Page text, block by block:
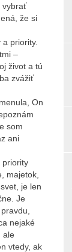
vybrať
že si
priority.
–
život a tú
zvážiť
On
som
ani
priority
majetok,
je len
Je
nejaké
ale
vtedy, ak